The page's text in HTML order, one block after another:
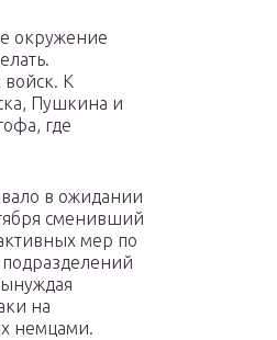
окружение
войск. К
Пушкина и
где
в ожидании
сменивший
мер по
на
немцами.